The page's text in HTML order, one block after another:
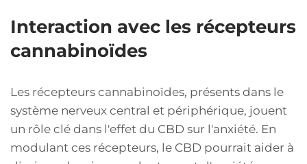
Interaction avec les récepteurs
cannabinoïdes
Les récepteurs cannabinoïdes, présents dans le
système nerveux central et périphérique, jouent
un rôle clé dans l'effet du CBD sur l'anxiété. En
modulant ces récepteurs, le CBD pourrait aider à